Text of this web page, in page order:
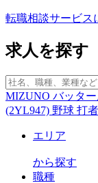
転職相談サービス
求人を探す
MIZUNO バッタ
(2YL947) 野球 打
エリア
から探す
職種